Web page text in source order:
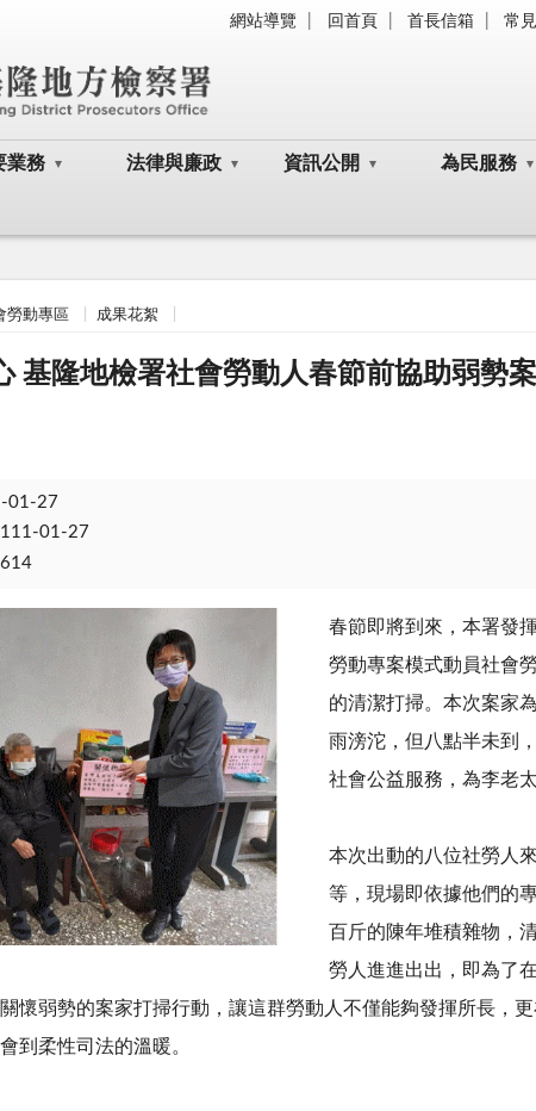
網站導覽 回首頁 首長信箱 常
業務 法律與廉政 資訊公開 為民服務
勞動專區 成果花絮
基隆地檢署社會勞動人春節前協助弱勢
01-27
01-27
春節即將到來，本署發
勞動專案模式動員社會
的清潔打掃。本次案家
雨滂沱，但八點半未到
社會公益服務，為李老
本次出動的八位社勞人
等，現場即依據他們的
百斤的陳年堆積雜物，
勞人進進出出，即為了
懷弱勢的案家打掃行動，讓這群勞動人不僅能夠發揮所長，
到柔性司法的溫暖。